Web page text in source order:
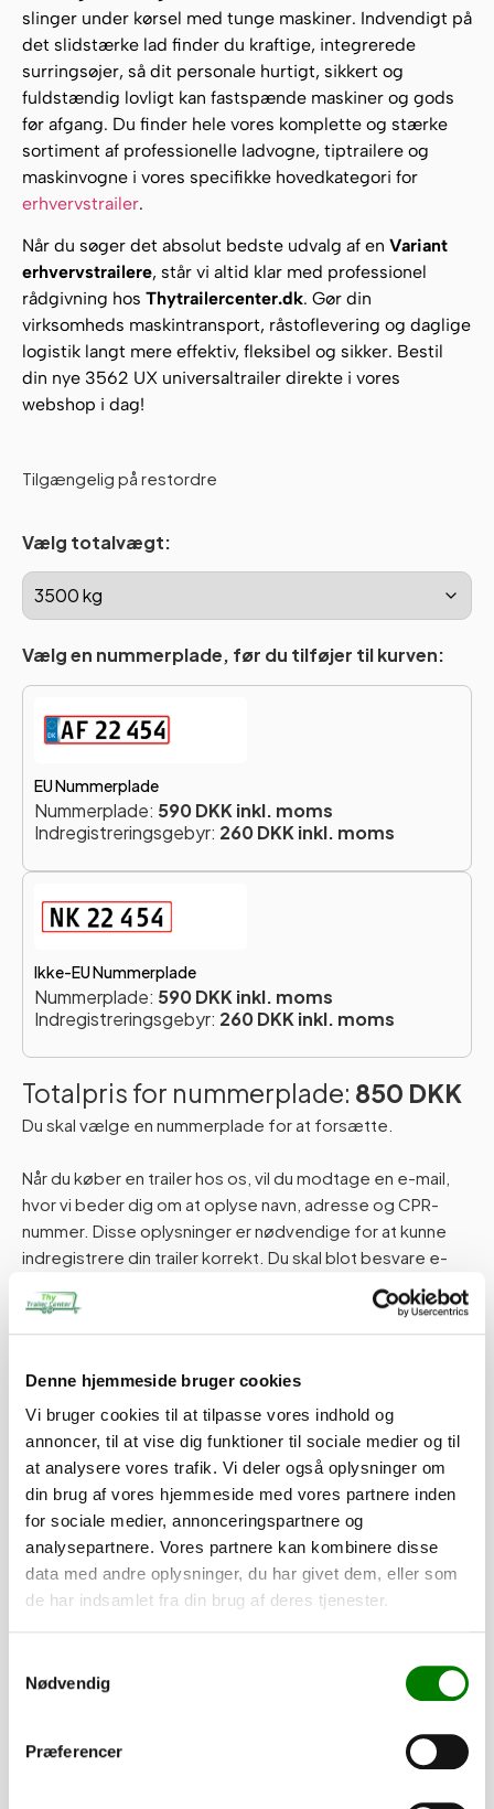
Denne hjemmeside bruger cookies
Vi bruger cookies til at tilpasse vores indhold og
annoncer, til at vise dig funktioner til sociale medier og til
at analysere vores trafik. Vi deler også oplysninger om
din brug af vores hjemmeside med vores partnere inden
for sociale medier, annonceringspartnere og
analysepartnere. Vores partnere kan kombinere disse
data med andre oplysninger, du har givet dem, eller som
de har indsamlet fra din brug af deres tjenester.
Nødvendig
Præferencer
slinger under kørsel med tunge maskiner. Indvendigt på
det slidstærke lad finder du kraftige, integrerede
surringsøjer, så dit personale hurtigt, sikkert og
fuldstændig lovligt kan fastspænde maskiner og gods
før afgang. Du finder hele vores komplette og stærke
sortiment af professionelle ladvogne, tiptrailere og
maskinvogne i vores specifikke hovedkategori for
erhvervstrailer.
Når du søger det absolut bedste udvalg af en Variant
erhvervstrailere, står vi altid klar med professionel
rådgivning hos Thytrailercenter.dk. Gør din
virksomheds maskintransport, råstoflevering og daglige
logistik langt mere effektiv, fleksibel og sikker. Bestil
din nye 3562 UX universaltrailer direkte i vores
webshop i dag!
Tilgængelig på restordre
Vælg totalvægt:
Vælg en nummerplade, før du tilføjer til kurven:
EU Nummerplade
Nummerplade: 590 DKK inkl. moms
Indregistreringsgebyr: 260 DKK inkl. moms
Ikke-EU Nummerplade
Nummerplade: 590 DKK inkl. moms
Indregistreringsgebyr: 260 DKK inkl. moms
Totalpris for nummerplade: 850 DKK
Du skal vælge en nummerplade for at forsætte.
Når du køber en trailer hos os, vil du modtage en e-mail,
hvor vi beder dig om at oplyse navn, adresse og CPR-
nummer. Disse oplysninger er nødvendige for at kunne
indregistrere din trailer korrekt. Du skal blot besvare e-
Hvis du har spørgsmål, er du naturligvis altid velkommen til
Tilføj til kurv
Tilvalg
Tilpas din trailer efter dine behov. Alle dele er som standard
195,00 kr.